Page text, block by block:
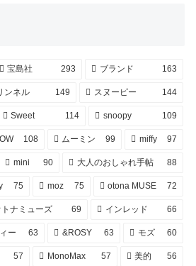
宝島社 293 ブランド 163
ンネル 149 スヌーピー 144
Sweet 114 snoopy 109
108 ムーミン 99 miffy 97
mini 90 大人のおしゃれ手帖 88
75 moz 75 otona MUSE 72
トナミューズ 69 インレッド 66
ー 63 &ROSY 63 モズ 60
57 MonoMax 57 美的 56